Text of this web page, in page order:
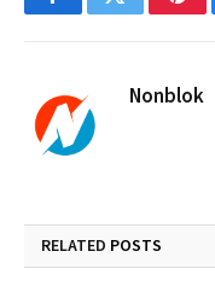
FacebookTwitter
Nonblok
RELATED POSTS